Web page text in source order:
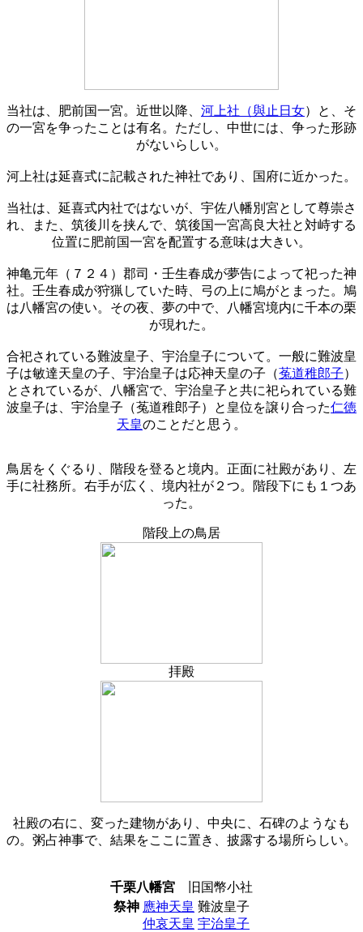
当社は、肥前国一宮。近世以降、 河上社（與止日女）と、そ
の一宮を争ったことは有名。ただし、中世には、争った形跡
がないらしい。
河上社は延喜式に記載された神社であり、国府に近かった。
当社は、延喜式内社ではないが、宇佐八幡別宮として尊崇さ
れ、また、筑後川を挟んで、筑後国一宮高良大社と対峙する
位置に肥前国一宮を配置する意味は大きい。
神亀元年（７２４）郡司・壬生春成が夢告によって祀った神
社。壬生春成が狩猟していた時、弓の上に鳩がとまった。鳩
は八幡宮の使い。その夜、夢の中で、八幡宮境内に千本の栗
が現れた。
合祀されている難波皇子、宇治皇子について。一般に難波皇
子は敏達天皇の子、宇治皇子は応神天皇の子（菟道稚郎子）
とされているが、八幡宮で、宇治皇子と共に祀られている難
波皇子は、宇治皇子（菟道稚郎子）と皇位を譲り合った仁徳
天皇のことだと思う。
鳥居をくぐるり、階段を登ると境内。正面に社殿があり、左
手に社務所。右手が広く、境内社が２つ。階段下にも１つあ
った。
階段上の鳥居
拝殿
社殿の右に、変った建物があり、中央に、石碑のようなも
の。粥占神事で、結果をここに置き、披露する場所らしい。
千栗八幡宮 旧国幣小社
祭神 應神天皇
仲哀天皇
難波皇子
宇治皇子